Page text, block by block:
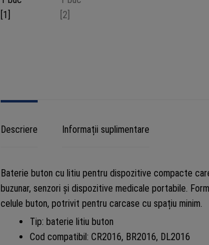
Descriere Informații suplimentare
Baterie buton cu litiu pentru dispozitive compacte
buzunar, senzori și dispozitive medicale portabile.
celule buton, potrivit pentru carcase cu spațiu minim.
Tip: baterie litiu buton
Cod compatibil: CR2016, BR2016, DL2016